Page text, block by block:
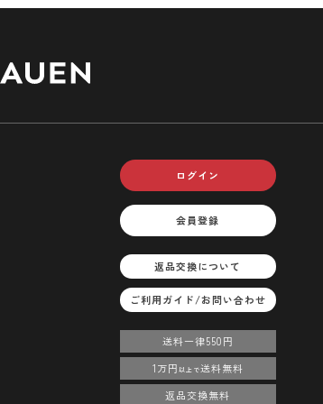
ログイン
会員登録
返品交換について
ご利用ガイド/お問い合わせ
送料一律550円
1万円 以上で送料無料
返品交換無料